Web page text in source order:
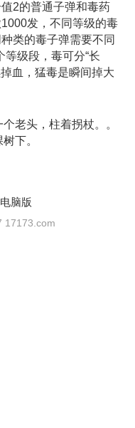
2的普通子弹和毒药
发，不同等级的毒
类的毒子弹需要不同
级段，毒可分“长
血，猛毒是瞬间掉大
老头，柱着拐杖。。
下。
电脑版
17173.com